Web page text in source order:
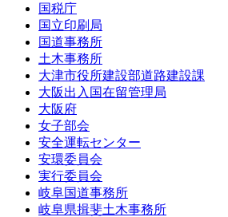
国税庁
国立印刷局
国道事務所
土木事務所
大津市役所建設部道路建設課
大阪出入国在留管理局
大阪府
女子部会
安全運転センター
安環委員会
実行委員会
岐阜国道事務所
岐阜県揖斐土木事務所